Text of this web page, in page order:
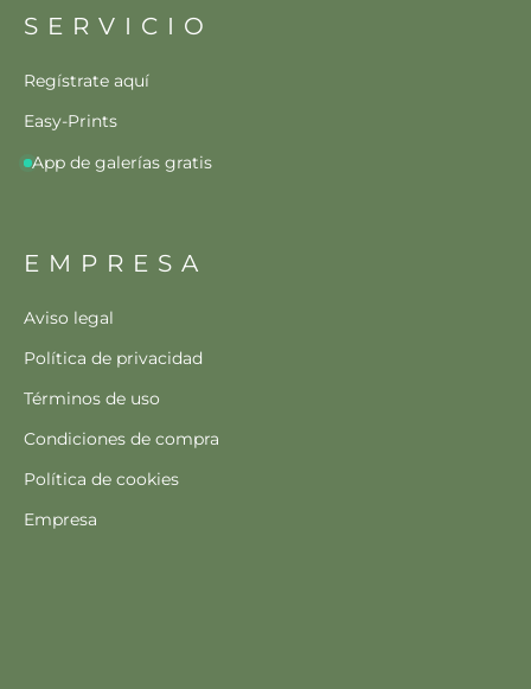
SERVICIO
Regístrate aquí
Easy-Prints
App de galerías gratis
EMPRESA
Aviso legal
Política de privacidad
Términos de uso
Condiciones de compra
Política de cookies
Empresa